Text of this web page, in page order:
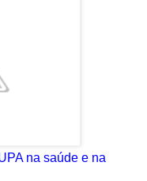
na saúde e na